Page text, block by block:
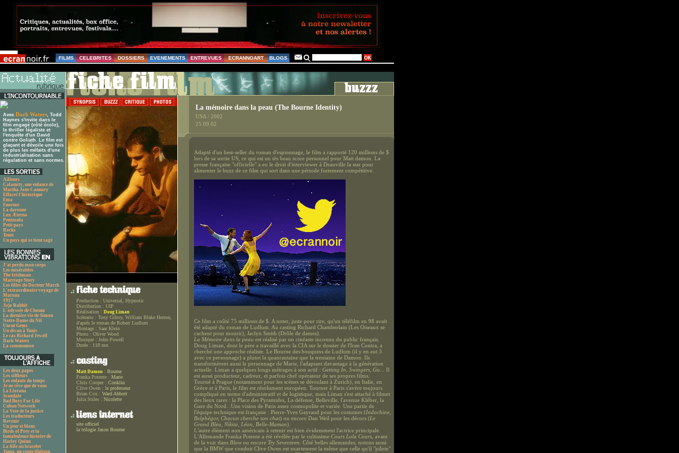
FILMS CELEBRITES DOSSIERS EVENEMENTS ENTREVUES ECRANNOART BLOGS
Avec Dark Waters, Todd
Haynes s'invite dans le
film engagé (côté écolo),
le thriller légaliste et
l'enquête d'un David
contre Goliath. Le film est
glaçant et dévoile une fois
de plus les méfaits d'une
industrialisation sans
régulation et sans normes.
Ailleurs
Calamity, une enfance de
Martha Jane Cannary
Effacer l'historique
Ema
Enorme
La daronne
Lux Æterna
Peninsula
Petit pays
Rocks
Tenet
Un pays qui se tient sage
J'ai perdu mon corps
Les misérables
The Irishman
Marriage Story
Les filles du Docteur March
L'extraordinaire voyage de
Marona
1917
Jojo Rabbit
L'odyssée de Choum
La dernière vie de Simon
Notre-Dame du Nil
Uncut Gems
Un divan à Tunis
Le cas Richard Jewell
Dark Waters
La communion
Les deux papes
Les siffleurs
Les enfants du temps
Je ne rêve que de vous
La Llorana
Scandale
Bad Boys For Life
Cuban Network
La Voie de la justice
Les traducteurs
Revenir
Un jour si blanc
Birds of Prey et la
fantabuleuse histoire de
Harley Quinn
La fille au bracelet
Jinpa, un conte tibétain
Production : Universal, Hypnotic
Distribution : UIP
Réalisation : Doug Liman
Scénario : Tony Gilroy, William Blake Herron,
d'après le roman de Robert Ludlum
Montage : Saar Klein
Photo : Oliver Wood
Musique : John Powell
Durée : 118 mn
Matt Damon : Bourne
Franka Potente : Marie
Chris Cooper : Conklin
Clive Owen : le professeur
Brian Cox : Ward Abbott
Julia Stiles : Nicolette
site officiel
la trilogie Jason Bourne
La mémoire dans la peau (The Bourne Identity)
USA / 2002
25.09.02
Adapté d'un best-seller du roman d'espionnage, le film a rapporté 120 millions de $
lors de sa sortie US, ce qui est un tès beau score personnel pour Matt damon. La
presse française "officielle" a eu le droit d'interviewer à Deauville la star pour
alimenter le buzz de ce film qui sort dans une période fortement compétitive.
Ce film a coûté 75 millions de $. A noter, juste pour rire, qu'un téléfilm en 98 avait
été adapté du roman de Ludlum. Au casting Richard Chamberlain (Les Oiseaux se
cachent pour mourir), Jaclyn Smith (Drôle de dames).
La Mémoire dans la peau est réalisé par un cinéaste inconnu du public français.
Doug Liman, dont le père a travaillé avec la CIA sur le dossier de l'Iran Contra, a
cherché une approche réaliste. Le Bourne des bouquins de Ludlum (il y en eut 3
avec ce personnage) a plutot la quanrantaine que la trentaine de Damon. Ils
transformèrent aussi le personnage de Marie, l'adaptant davantage à la génération
actuelle. Liman a quelques longs métrages à son actif : Getting In, Swingers, Go ... Il
est aussi producteur, cadreur, et parfois chef opérateur de ses propres films.
Tourné à Prague (notamment pour les scènes se déroulant à Zurich), en Italie, en
Grèce et à Paris, le film est résolument européen. Tourner à Paris s'avère toujours
compliqué en terme d'administratif et de logistique, mais Liman s'est attaché à filmer
des lieux rares : la Place des Pyramides, La défense, Belleville, l'avenue Kléber, la
Gare du Nord...Une vision de Paris assez cosmopolite et variée. Une partie de
l'équipe technique est française : Pierre-Yves Gayraud pour les costumes (Indochine,
Belphégor, Chacun cherche son chat) ou encore Dan Weil pour les décors (Le
Grand Bleu, Nikita, Léon, Belle-Maman).
L'autre élément non américain à retenir est bien évidemment l'actrice principale.
L'Allemande Franka Potente a été révélée par le cultissime Cours Lola Cours , avant
de la voir dans Blow ou encore Try Seventeen . Côté belles allemandes, notons aussi
que la BMW que conduit Clive Owen est exactement la même que celle qu'il "pilote"